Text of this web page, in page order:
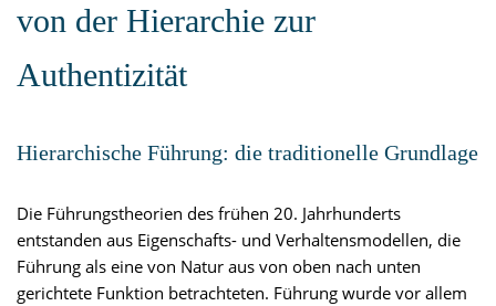
von der Hierarchie zur
Authentizität
Hierarchische Führung: die traditionelle Grundlage
Die Führungstheorien des frühen 20. Jahrhunderts
entstanden aus Eigenschafts- und Verhaltensmodellen, die
Führung als eine von Natur aus von oben nach unten
gerichtete Funktion betrachteten. Führung wurde vor allem